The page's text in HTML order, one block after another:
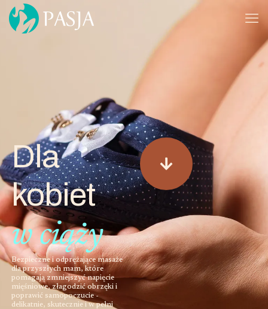
Dla
kobiet
w ciąży
Bezpieczne i odprężające masaże
dla przyszłych mam, które
pomagają zmniejszyć napięcie
mięśniowe, złagodzić obrzęki i
poprawić samopoczucie -
delikatnie, skutecznie i w pełni